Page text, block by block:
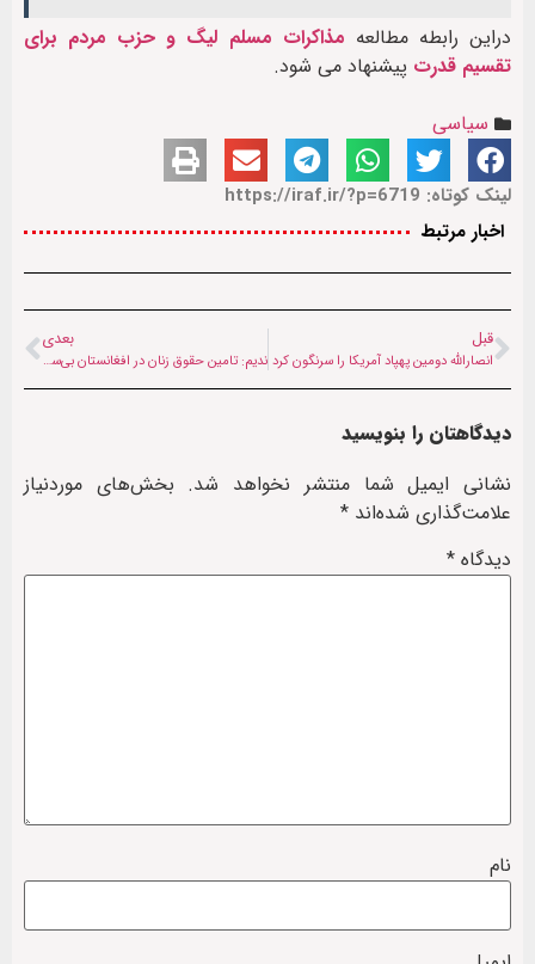
دراین رابطه مطالعه مذاکرات مسلم لیگ و حزب مردم برای
تقسیم قدرت پیشنهاد می شود.
سیاسی
لینک کوتاه: https://iraf.ir/?p=6719
اخبار مرتبط
قبل
انصارالله دومین پهپاد آمریکا را سرنگون کرد
بعدی
ندیم: تامین حقوق زنان در افغانستان بی‌سابقه است
دیدگاهتان را بنویسید
نشانی ایمیل شما منتشر نخواهد شد. بخش‌های موردنیاز
علامت‌گذاری شده‌اند *
دیدگاه *
نام